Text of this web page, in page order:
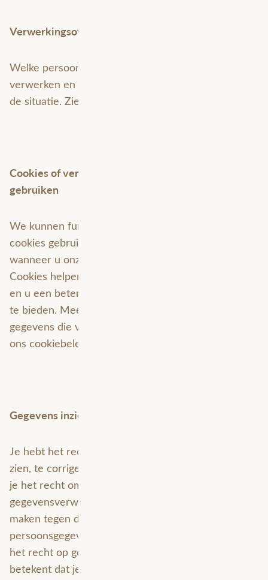
Verwerkingsoverzicht
Welke persoonsgegevens wij precies van u
verwerken en onder welke grondslag, hangt af van
de situatie. Zie daarvoor ons
Cookies of vergelijkbare technieken die wij
gebruiken
We kunnen functionele, analytische en/of tracking
cookies gebruiken om uw ervaring te verbeteren
wanneer u onze website of diensten gebruikt.
Cookies helpen ons om de website te verbeteren
en u een betere en meer gepersonaliseerde service
te bieden. Meer informatie over de verwerking van
gegevens die via cookies zijn verzameld, vindt u in
ons cookiebeleid.
Gegevens inzien, aanpassen of verwijderen
Je hebt het recht om je persoonsgegevens in te
zien, te corrigeren of te verwijderen. Daarnaast heb
je het recht om je eventuele toestemming voor de
gegevensverwerking in te trekken of bezwaar te
maken tegen de verwerking van jouw
persoonsgegevens door Avineon Tensing en heb je
het recht op gegevensoverdraagbaarheid. Dat
betekent dat je bij ons een verzoek kan indienen om